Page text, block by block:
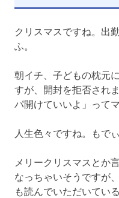
クリスマスですね。出
ふ。
朝イチ、子どもの枕元
すが、開封を拒否され
パ開けていいよ」って
人生色々ですね。もで
メリークリスマスとか
なっちゃいそうですが、
も読んでいただいてい